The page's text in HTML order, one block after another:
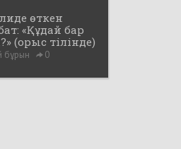
өткен
«Құдай бар
(орыс тілінде)
бұрын 0